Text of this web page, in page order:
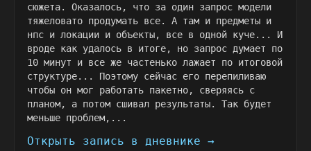
сюжета. Оказалось, что за один запрос модели
тяжеловато продумать все. А там и предметы и
нпс и локации и объекты, все в одной куче... И
вроде как удалось в итоге, но запрос думает по
10 минут и все же частенько лажает по итоговой
структуре... Поэтому сейчас его перепиливаю
чтобы он мог работать пакетно, сверяясь с
планом, а потом сшивал результаты. Так будет
меньше проблем,...
Открыть запись в дневнике →